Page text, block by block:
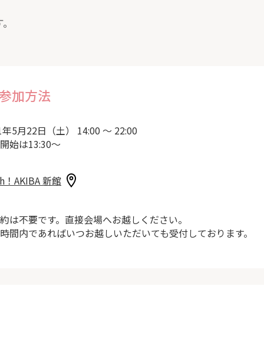
加方法
5月22日（土） 14:00 ～ 22:00
始は13:30～
！AKIBA 新館
は不要です。直接会場へお越しください。
間内であればいつお越しいただいても受付しております。